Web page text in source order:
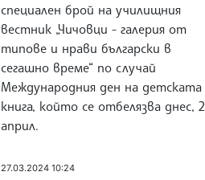
специален брой на училищния
вестник „Чичовци - галерия от
типове и нрави български в
сегашно време“ по случай
Международния ден на детската
книга, който се отбелязва днес, 2
април.
27.03.2024 10:24